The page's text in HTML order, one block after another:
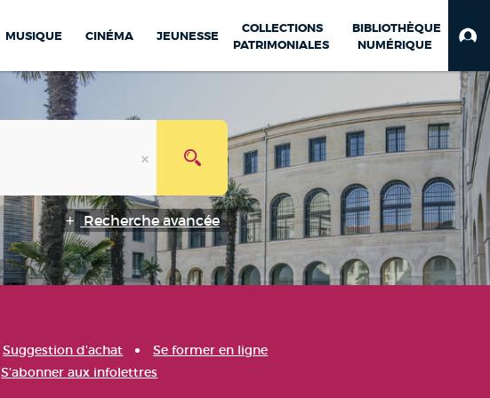
MUSIQUE CINÉMA JEUNESSE
COLLECTIONS
PATRIMONIALES
BIBLIOTHÈQUE
NUMÉRIQUE
Recherche avancée
Suggestion d'achat
Se former en ligne
S'abonner aux infolettres